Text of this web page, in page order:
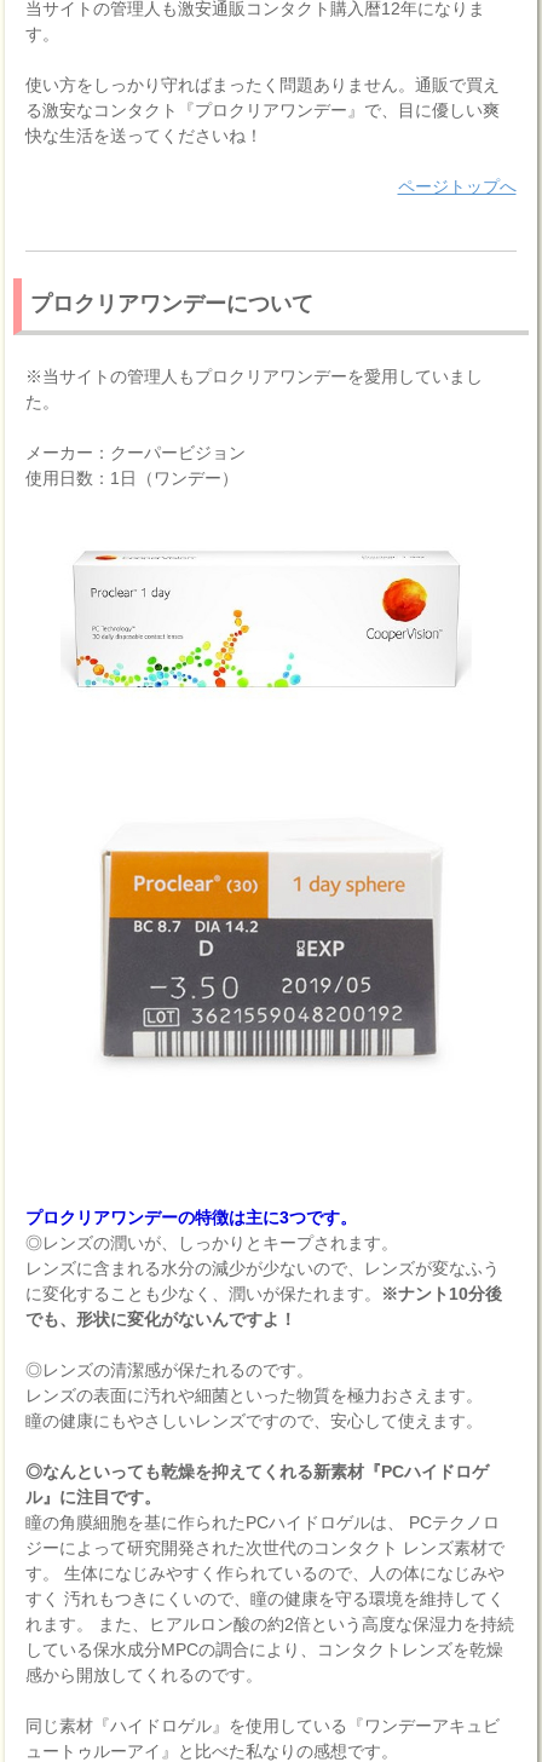
当サイトの管理人も激安通販コンタクト購入暦12年になりま
す。
使い方をしっかり守ればまったく問題ありません。通販で買え
る激安なコンタクト『プロクリアワンデー』で、目に優しい爽
快な生活を送ってくださいね！
ページトップへ
プロクリアワンデーについて
※当サイトの管理人もプロクリアワンデーを愛用していまし
た。
メーカー：クーパービジョン
使用日数：1日（ワンデー）
プロクリアワンデーの特徴は主に3つです。
◎レンズの潤いが、しっかりとキープされます。
レンズに含まれる水分の減少が少ないので、レンズが変なふう
に変化することも少なく、潤いが保たれます。 ※ナント10分後
でも、形状に変化がないんですよ！
◎レンズの清潔感が保たれるのです。
レンズの表面に汚れや細菌といった物質を極力おさえます。
瞳の健康にもやさしいレンズですので、安心して使えます。
◎なんといっても乾燥を抑えてくれる新素材『PCハイドロゲ
ル』に注目です。
瞳の角膜細胞を基に作られたPCハイドロゲルは、 PCテクノロ
ジーによって研究開発された次世代のコンタクト レンズ素材で
す。 生体になじみやすく作られているので、人の体になじみや
すく 汚れもつきにくいので、瞳の健康を守る環境を維持してく
れます。 また、ヒアルロン酸の約2倍という高度な保湿力を持続
している保水成分MPCの調合により、コンタクトレンズを乾燥
感から開放してくれるのです。
同じ素材『ハイドロゲル』を使用している『ワンデーアキュビ
ュートゥルーアイ』と比べた私なりの感想です。